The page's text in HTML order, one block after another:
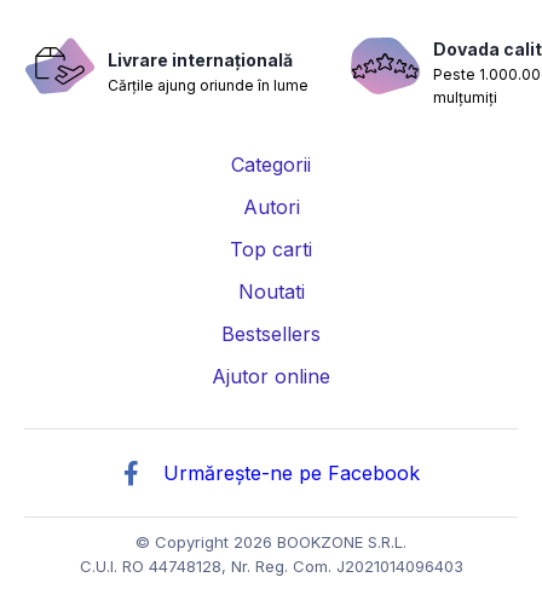
Livrare internațională
Cărțile ajung oriunde în lume
Dovada
Peste
mulțumiți
Categorii
Autori
Top carti
Noutati
Bestsellers
Ajutor online
Urmărește-ne pe Facebook
© Copyright 2026 BOOKZONE S.R.L.
C.U.I. RO 44748128, Nr. Reg. Com. J2021014096403